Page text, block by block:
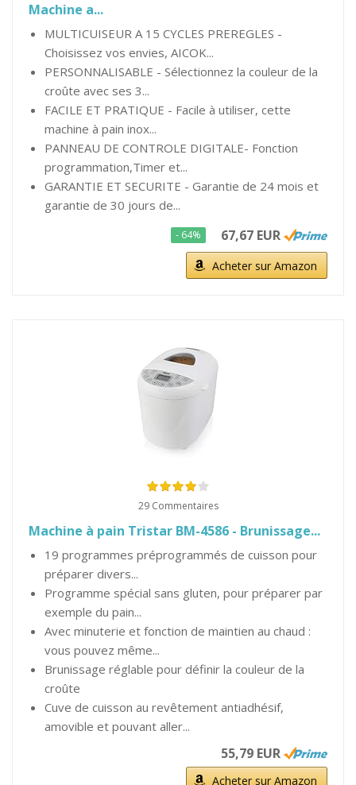
Machine a...
MULTICUISEUR A 15 CYCLES PREREGLES -
Choisissez vos envies, AICOK...
PERSONNALISABLE - Sélectionnez la couleur de la
croûte avec ses 3...
FACILE ET PRATIQUE - Facile à utiliser, cette
machine à pain inox...
PANNEAU DE CONTROLE DIGITALE- Fonction
programmation,Timer et...
GARANTIE ET SECURITE - Garantie de 24 mois et
garantie de 30 jours de...
- 64% 67,67 EUR
Acheter sur Amazon
29 Commentaires
Machine à pain Tristar BM-4586 - Brunissage...
19 programmes préprogrammés de cuisson pour
préparer divers...
Programme spécial sans gluten, pour préparer par
exemple du pain...
Avec minuterie et fonction de maintien au chaud :
vous pouvez même...
Brunissage réglable pour définir la couleur de la
croûte
Cuve de cuisson au revêtement antiadhésif,
amovible et pouvant aller...
55,79 EUR
Acheter sur Amazon